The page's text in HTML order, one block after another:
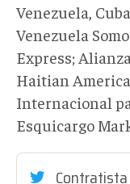
Venezuela,
Venezuela
Express;
Haitian
Internacional
Esquicargo